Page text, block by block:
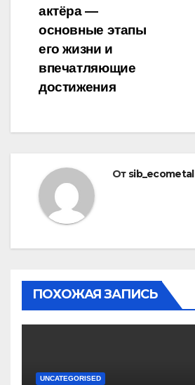
актёра —
основные этапы
его жизни и
впечатляющие
достижения
От sib_ecometal
ПОХОЖАЯ ЗАПИСЬ
UNCATEGORISED